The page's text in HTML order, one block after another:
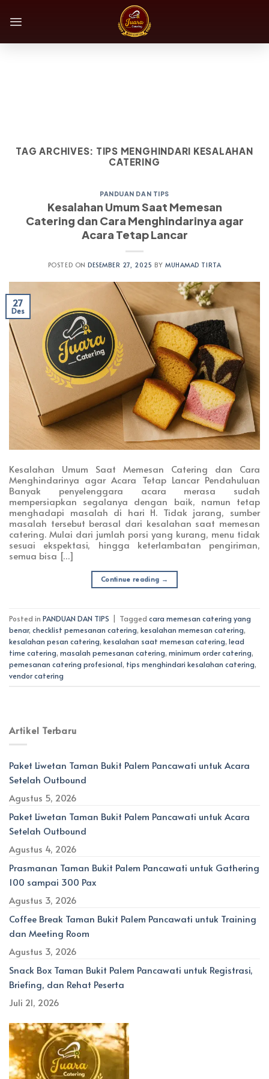
TAG ARCHIVES: TIPS MENGHINDARI KESALAHAN
CATERING
PANDUAN DAN TIPS
Kesalahan Umum Saat Memesan
Catering dan Cara Menghindarinya agar
Acara Tetap Lancar
POSTED ONDESEMBER 27, 2025 BYMUHAMAD TIRTA
27
Des
Kesalahan Umum Saat Memesan Catering dan Cara
Menghindarinya agar Acara Tetap Lancar Pendahuluan
Banyak penyelenggara acara merasa sudah
mempersiapkan segalanya dengan baik, namun tetap
menghadapi masalah di hari H. Tidak jarang, sumber
masalah tersebut berasal dari kesalahan saat memesan
catering. Mulai dari jumlah porsi yang kurang, menu tidak
sesuai ekspektasi, hingga keterlambatan pengiriman,
semua bisa […]
Continue reading →
Posted in PANDUAN DAN TIPS | Tagged cara memesan catering yang
benar, checklist pemesanan catering, kesalahan memesan catering,
kesalahan pesan catering, kesalahan saat memesan catering, lead
time catering, masalah pemesanan catering, minimum order catering,
pemesanan catering profesional, tips menghindari kesalahan catering,
vendor catering
Artikel Terbaru
Paket Liwetan Taman Bukit Palem Pancawati untuk Acara
Setelah Outbound
Agustus 5, 2026
Paket Liwetan Taman Bukit Palem Pancawati untuk Acara
Setelah Outbound
Agustus 4, 2026
Prasmanan Taman Bukit Palem Pancawati untuk Gathering
100 sampai 300 Pax
Agustus 3, 2026
Coffee Break Taman Bukit Palem Pancawati untuk Training
dan Meeting Room
Agustus 3, 2026
Snack Box Taman Bukit Palem Pancawati untuk Registrasi,
Briefing, dan Rehat Peserta
Juli 21, 2026